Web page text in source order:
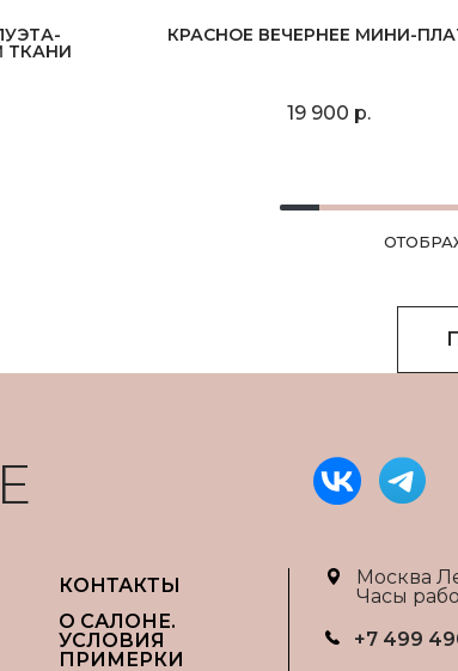
ТКАНИ
КРАСНОЕ ВЕЧЕРНЕЕ МИНИ-
19 900 р.
КОНТАКТЫ
О САЛОНЕ.
УСЛОВИЯ
ПРИМЕРКИ
Москва
Часы
+7 499